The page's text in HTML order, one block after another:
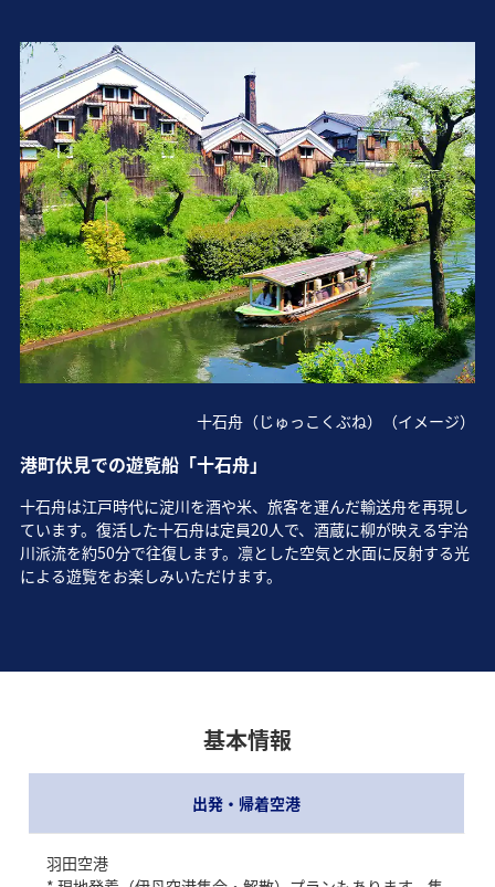
十石舟（じゅっこくぶね）（イメージ）
港町伏見での遊覧船「十石舟」
十石舟は江戸時代に淀川を酒や米、旅客を運んだ輸送舟を再現し
ています。復活した十石舟は定員20人で、酒蔵に柳が映える宇治
川派流を約50分で往復します。凛とした空気と水面に反射する光
による遊覧をお楽しみいただけます。
基本情報
出発・帰着空港
羽田空港